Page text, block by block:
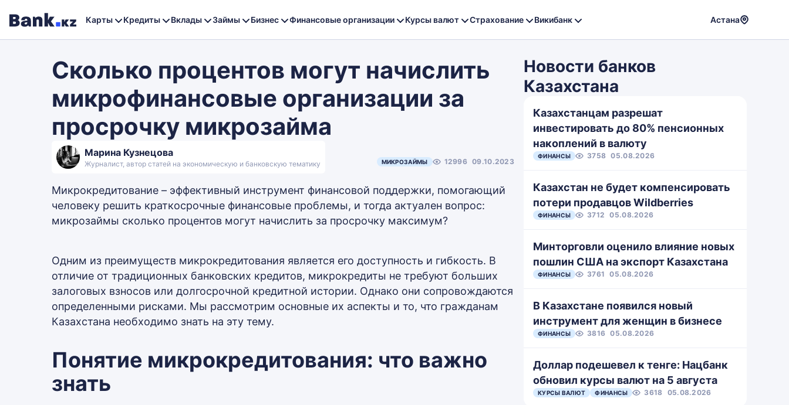
Карты Кредиты Вклады Займы Бизнес Финансовые организации Курсы валют Страхование Викибанк Астана
Сколько процентов могут начислить
микрофинансовые организации за
просрочку микрозайма
Марина Кузнецова
Журналист, автор статей на экономическую и банковскую тематику МИКРОЗАЙМЫ 12996 09.10.2023
Микрокредитование – эффективный инструмент финансовой поддержки, помогающий
человеку решить краткосрочные финансовые проблемы, и тогда актуален вопрос:
микрозаймы сколько процентов могут начислить за просрочку максимум?
Одним из преимуществ микрокредитования является его доступность и гибкость. В
отличие от традиционных банковских кредитов, микрокредиты не требуют больших
залоговых взносов или долгосрочной кредитной истории. Однако они сопровождаются
определенными рисками. Мы рассмотрим основные их аспекты и то, что гражданам
Казахстана необходимо знать на эту тему.
Понятие микрокредитования: что важно
знать
Новости банков
Казахстана
Казахстанцам разрешат
инвестировать до 80% пенсионных
накоплений в валюту
ФИНАНСЫ 3758 05.08.2026
Казахстан не будет компенсировать
потери продавцов Wildberries
ФИНАНСЫ 3712 05.08.2026
Минторговли оценило влияние новых
пошлин США на экспорт Казахстана
ФИНАНСЫ 3761 05.08.2026
В Казахстане появился новый
инструмент для женщин в бизнесе
ФИНАНСЫ 3816 05.08.2026
Доллар подешевел к тенге: Нацбанк
обновил курсы валют на 5 августа
КУРСЫ ВАЛЮТ ФИНАНСЫ 3618 05.08.2026